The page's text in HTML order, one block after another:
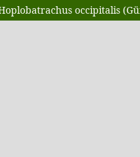
occipitalis